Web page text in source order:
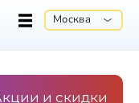
Москва
и скидки